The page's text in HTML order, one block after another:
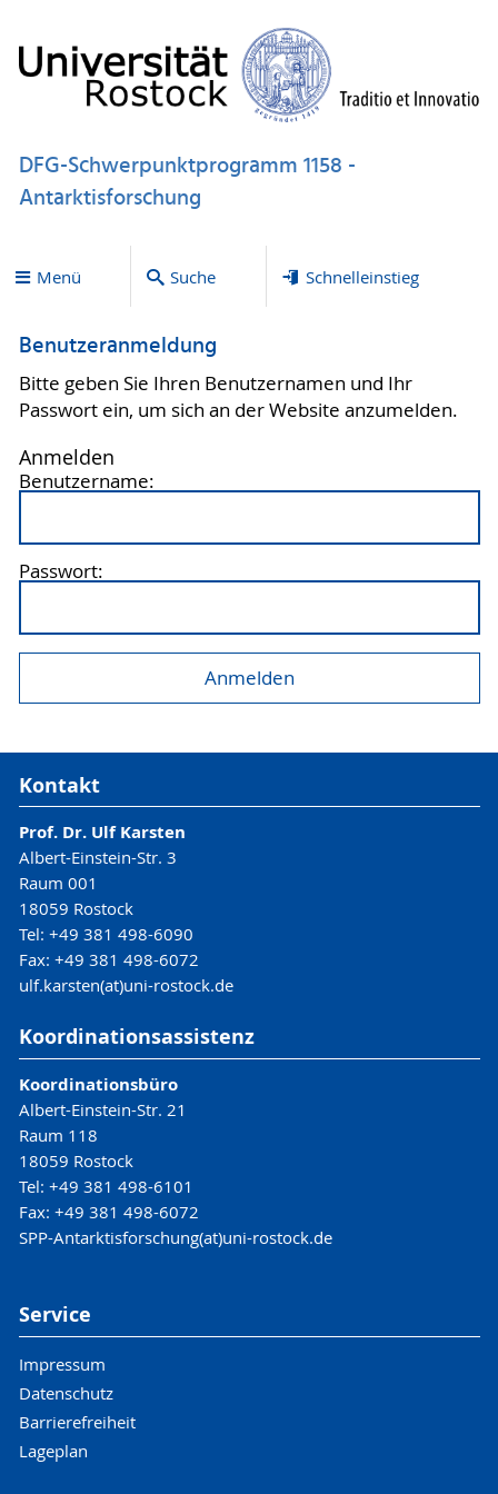
DFG-Schwerpunktprogramm 1158 -
Antarktisforschung
Menü Suche Schnelleinstieg
Benutzeranmeldung
Bitte geben Sie Ihren Benutzernamen und Ihr
Passwort ein, um sich an der Website anzumelden.
Anmelden
Benutzername:
Passwort:
Kontakt
Prof. Dr. Ulf Karsten
Albert-Einstein-Str. 3
Raum 001
18059 Rostock
Tel: +49 381 498-6090
Fax: +49 381 498-6072
ulf.karsten(at)uni-rostock.de
Koordinationsassistenz
Koordinationsbüro
Albert-Einstein-Str. 21
Raum 118
18059 Rostock
Tel: +49 381 498-6101
Fax: +49 381 498-6072
SPP-Antarktisforschung(at)uni-rostock.de
Service
Impressum
Datenschutz
Barrierefreiheit
Lageplan